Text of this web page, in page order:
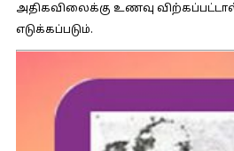
அதிகவிலைக்கு உணவு
எடுக்கப்படும்.